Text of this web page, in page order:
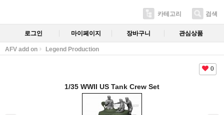
카테고리 검색
로그인 마이페이지 장바구니 관심상품
AFV add on Legend Production
0
1/35 WWII US Tank Crew Set